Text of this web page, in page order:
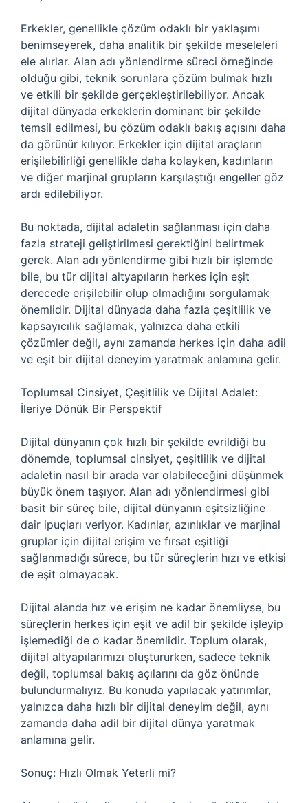
Erkekler, genellikle çözüm odaklı bir yaklaşımı
benimseyerek, daha analitik bir şekilde meseleleri
ele alırlar. Alan adı yönlendirme süreci örneğinde
olduğu gibi, teknik sorunlara çözüm bulmak hızlı
ve etkili bir şekilde gerçekleştirilebiliyor. Ancak
dijital dünyada erkeklerin dominant bir şekilde
temsil edilmesi, bu çözüm odaklı bakış açısını daha
da görünür kılıyor. Erkekler için dijital araçların
erişilebilirliği genellikle daha kolayken, kadınların
ve diğer marjinal grupların karşılaştığı engeller göz
ardı edilebiliyor.
Bu noktada, dijital adaletin sağlanması için daha
fazla strateji geliştirilmesi gerektiğini belirtmek
gerek. Alan adı yönlendirme gibi hızlı bir işlemde
bile, bu tür dijital altyapıların herkes için eşit
derecede erişilebilir olup olmadığını sorgulamak
önemlidir. Dijital dünyada daha fazla çeşitlilik ve
kapsayıcılık sağlamak, yalnızca daha etkili
çözümler değil, aynı zamanda herkes için daha adil
ve eşit bir dijital deneyim yaratmak anlamına gelir.
Toplumsal Cinsiyet, Çeşitlilik ve Dijital Adalet:
İleriye Dönük Bir Perspektif
Dijital dünyanın çok hızlı bir şekilde evrildiği bu
dönemde, toplumsal cinsiyet, çeşitlilik ve dijital
adaletin nasıl bir arada var olabileceğini düşünmek
büyük önem taşıyor. Alan adı yönlendirmesi gibi
basit bir süreç bile, dijital dünyanın eşitsizliğine
dair ipuçları veriyor. Kadınlar, azınlıklar ve marjinal
gruplar için dijital erişim ve fırsat eşitliği
sağlanmadığı sürece, bu tür süreçlerin hızı ve etkisi
de eşit olmayacak.
Dijital alanda hız ve erişim ne kadar önemliyse, bu
süreçlerin herkes için eşit ve adil bir şekilde işleyip
işlemediği de o kadar önemlidir. Toplum olarak,
dijital altyapılarımızı oluştururken, sadece teknik
değil, toplumsal bakış açılarını da göz önünde
bulundurmalıyız. Bu konuda yapılacak yatırımlar,
yalnızca daha hızlı bir dijital deneyim değil, aynı
zamanda daha adil bir dijital dünya yaratmak
anlamına gelir.
Sonuç: Hızlı Olmak Yeterli mi?